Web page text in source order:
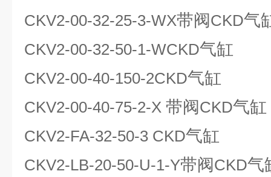
CKV2-00-32-25-3-WX带阀CKD气
CKV2-00-32-50-1-WCKD气缸
CKV2-00-40-150-2CKD气缸
CKV2-00-40-75-2-X 带阀CKD气缸
CKV2-FA-32-50-3 CKD气缸
CKV2-LB-20-50-U-1-Y带阀CKD气